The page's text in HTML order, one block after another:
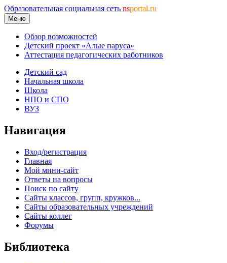
Образовательная социальная сеть nsportal.ru
Меню
Обзор возможностей
Детский проект «Алые паруса»
Аттестация педагогических работников
Детский сад
Начальная школа
Школа
НПО и СПО
ВУЗ
Навигация
Вход/регистрация
Главная
Мой мини-сайт
Ответы на вопросы
Поиск по сайту
Сайты классов, групп, кружков...
Сайты образовательных учреждений
Сайты коллег
Форумы
Библиотека